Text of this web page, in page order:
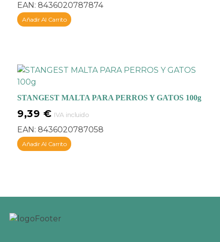
EAN: 8436020787874
Añadir Al Carrito
STANGEST MALTA PARA PERROS Y GATOS 100g
9,39 € IVA incluido
EAN: 8436020787058
Añadir Al Carrito